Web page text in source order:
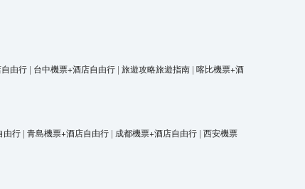
由行 | 台中機票+酒店自由行 | 旅遊攻略旅遊指南 | 喀比機票+酒
由行 | 青島機票+酒店自由行 | 成都機票+酒店自由行 | 西安機票